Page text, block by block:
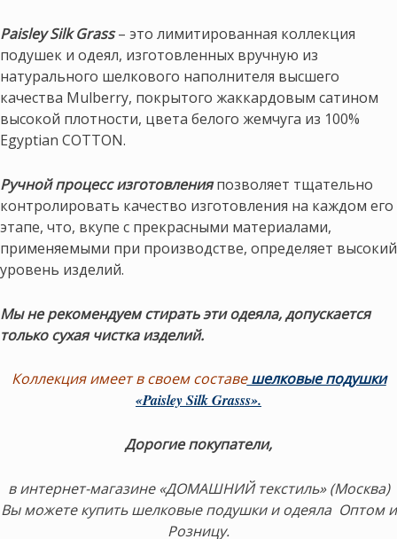
Paisley Silk Grass– это лимитированная коллекция
подушек и одеял, изготовленных вручную из
натурального шелкового наполнителя высшего
качества Mulberry, покрытого жаккардовым сатином
высокой плотности, цвета белого жемчуга из 100%
Egyptian COTTON.
Ручной процесс изготовленияпозволяет тщательно
контролировать качество изготовления на каждом его
этапе, что, вкупе с прекрасными материалами,
применяемыми при производстве, определяет высокий
уровень изделий.
Мы не рекомендуем стирать эти одеяла, допускается
только сухая чистка изделий.
Коллекция имеет в своем составешелковые подушки
«Paisley Silk Grasss».
Дорогие покупатели,
в интернет-магазине «ДОМАШНИЙ текстиль» (Москва)
Вы можете купить шелковые подушки и одеяла Оптом и
Розницу.